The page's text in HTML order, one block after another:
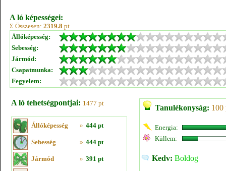
A ló képességei:
Σ Összesen: 2319.8 pt
Állóképesség:
Sebesség:
Jármód:
Csapatmunka:
Fegyelem:
A ló tehetségpontjai: 1477 pt
Állóképesség » 444 pt
Sebesség » 444 pt
Jármód » 391 pt
Tanulékonyság: 100
Energia:
Küllem:
Kedv: Boldog